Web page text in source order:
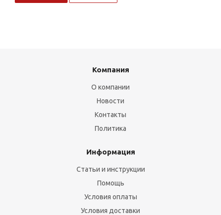
Компания
О компании
Новости
Контакты
Политика
Информация
Статьи и инструкции
Помощь
Условия оплаты
Условия доставки